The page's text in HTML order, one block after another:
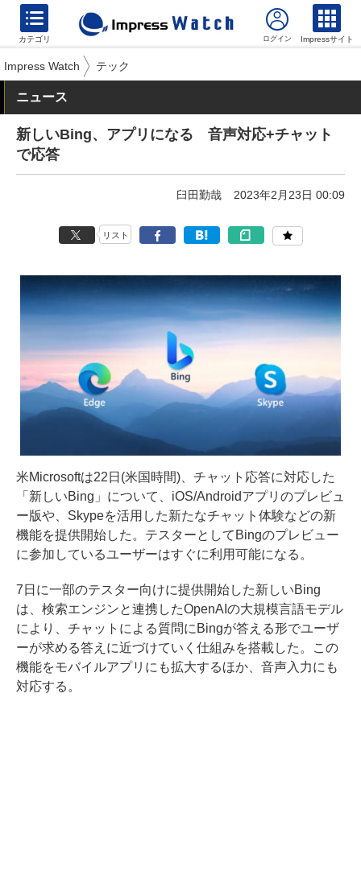
カテゴリ Impressサイト
Impress Watch テック
ニュース
新しいBing、アプリになる 音声対応+チャット
で応答
臼田勤哉 2023年2月23日 00:09
リスト
米Microsoftは22日(米国時間)、チャット応答に対応した
「新しいBing」について、iOS/Androidアプリのプレビュ
ー版や、Skypeを活用した新たなチャット体験などの新
機能を提供開始した。テスターとしてBingのプレビュー
に参加しているユーザーはすぐに利用可能になる。
7日に一部のテスター向けに提供開始した新しいBing
は、検索エンジンと連携したOpenAIの大規模言語モデル
により、チャットによる質問にBingが答える形でユーザ
ーが求める答えに近づけていく仕組みを搭載した。この
機能をモバイルアプリにも拡大するほか、音声入力にも
対応する。